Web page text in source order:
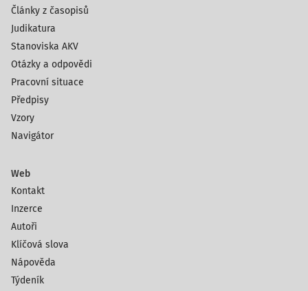
Články z časopisů
Judikatura
Stanoviska AKV
Otázky a odpovědi
Pracovní situace
Předpisy
Vzory
Navigátor
Web
Kontakt
Inzerce
Autoři
Klíčová slova
Nápověda
Týdeník